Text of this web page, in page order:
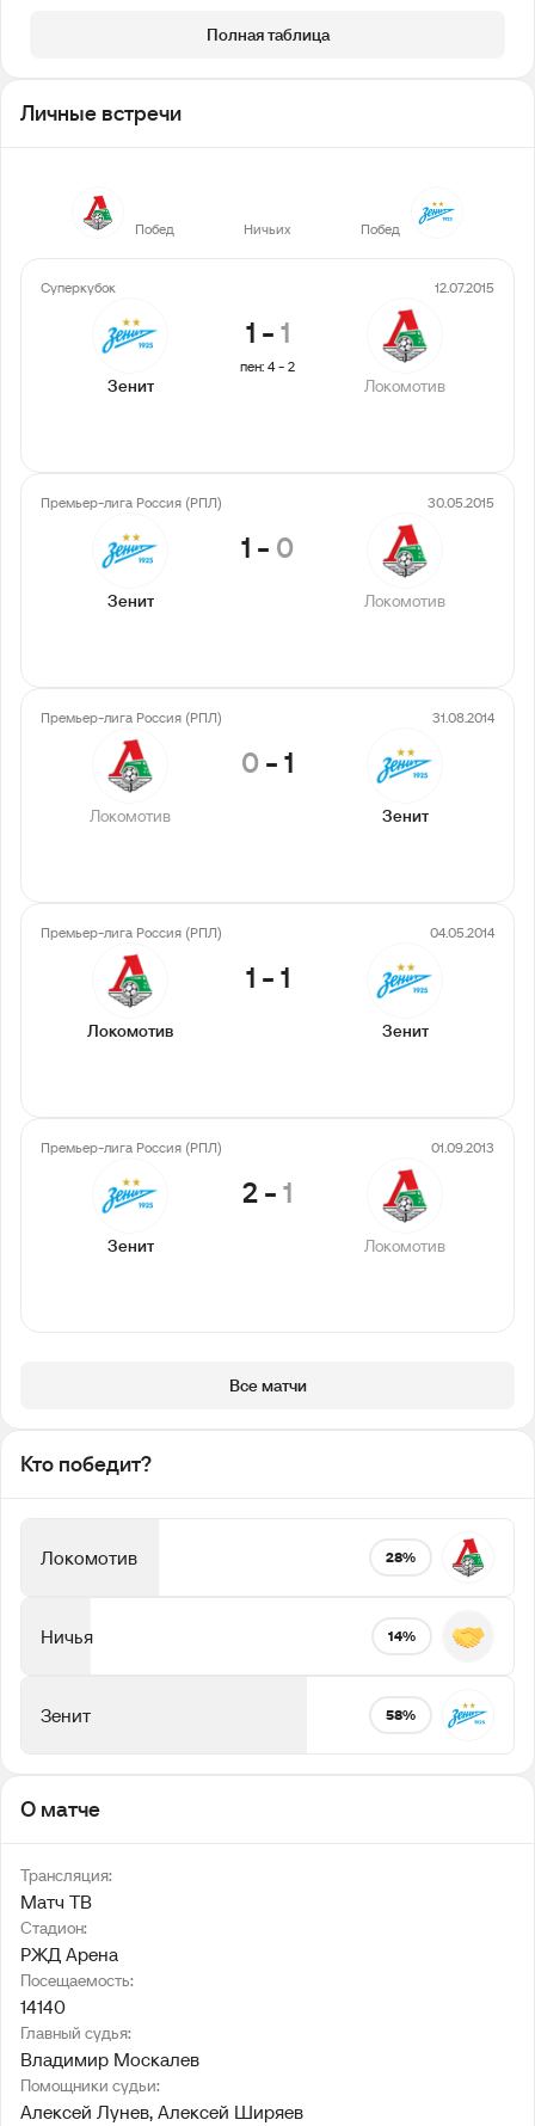
Полная таблица
Личные встречи
Побед Ничьих Побед
Суперкубок 12.07.2015
Зенит
1 -1
пен: 4 - 2
Локомотив
Премьер-лига Россия (РПЛ) 30.05.2015
Зенит
1 - 0
Локомотив
Премьер-лига Россия (РПЛ) 31.08.2014
Локомотив
0-1
Зенит
Премьер-лига Россия (РПЛ) 04.05.2014
Локомотив
1 -1
Зенит
Премьер-лига Россия (РПЛ) 01.09.2013
Зенит
2-1
Локомотив
Все матчи
Кто победит?
Локомотив 28%
Ничья 14%
Зенит 58%
О матче
Трансляция:
Матч ТВ
Стадион:
РЖД Арена
Посещаемость:
14140
Главный судья:
Владимир Москалев
Помощники судьи:
Алексей Лунев, Алексей Ширяев